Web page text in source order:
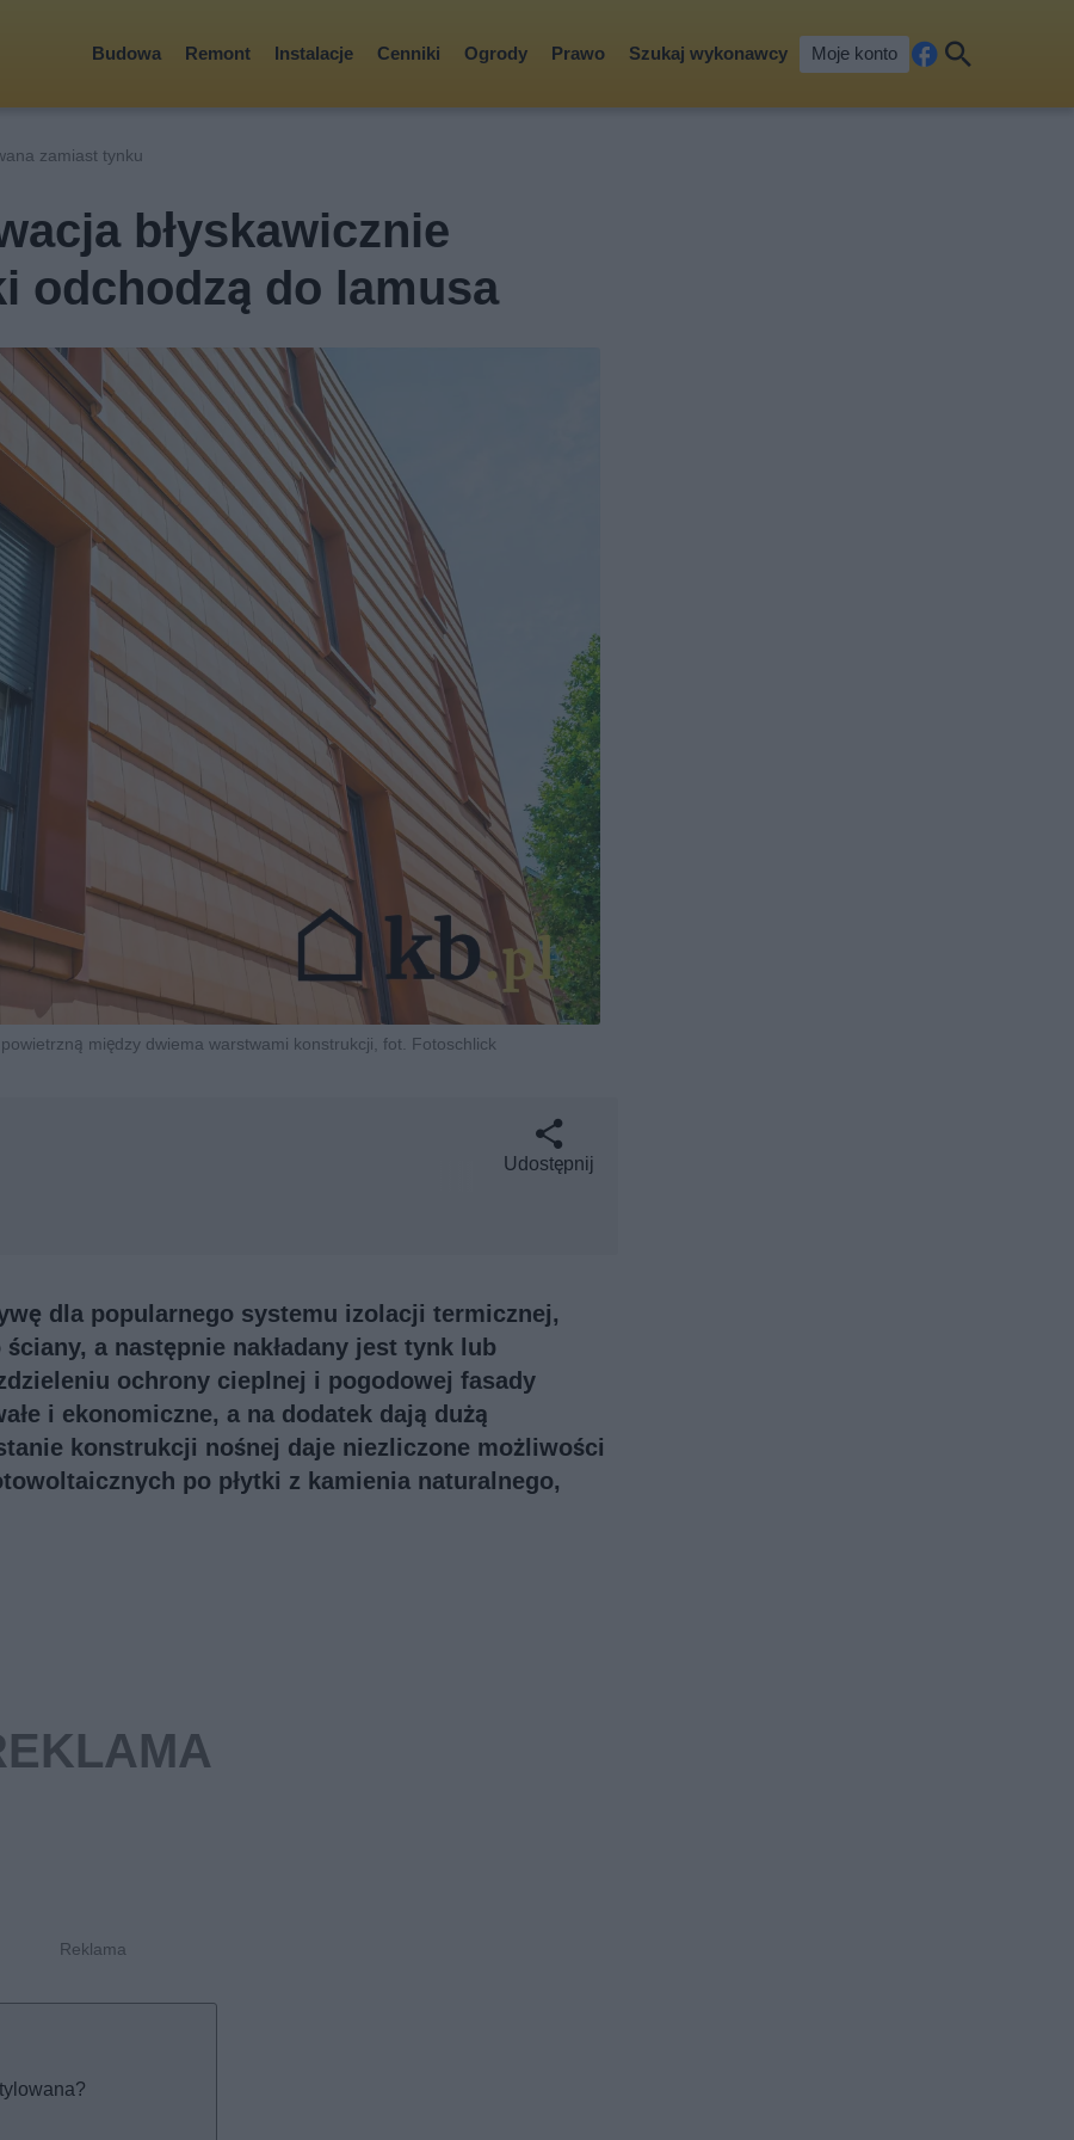
Budowa Remont Instalacje Cenniki Ogrody Prawo Szukaj wykonawcy Moje konto
cebkaj
zamiast tynku
błyskawicznie
odchodzą do lamusa
między dwiema warstwami konstrukcji, fot. Fotoschlick
Udostępnij
dla popularnego systemu izolacji termicznej,
a następnie nakładany jest tynk lub
ochrony cieplnej i pogodowej fasady
i ekonomiczne, a na dodatek dają dużą
konstrukcji nośnej daje niezliczone możliwości
po płytki z kamienia naturalnego,